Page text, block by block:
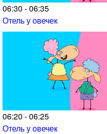
06:30 - 06:35
Отель у овечек
06:20 - 06:25
Отель у овечек